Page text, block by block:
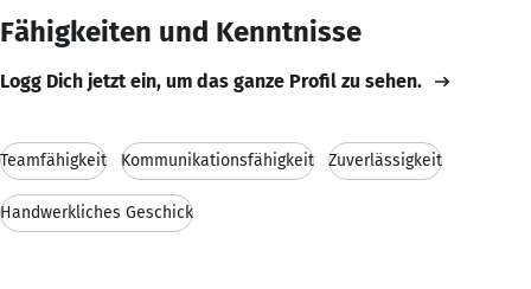
Fähigkeiten und Kenntnisse
Logg Dich jetzt ein, um das ganze Profil zu sehen.
Teamfähigkeit Kommunikationsfähigkeit Zuverlässigkeit
Handwerkliches Geschick